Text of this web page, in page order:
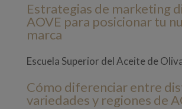
Estrategias de marketing
AOVE para posicionar tu
marca
Escuela Superior del Aceite de
Cómo diferenciar entre
variedades y regiones de